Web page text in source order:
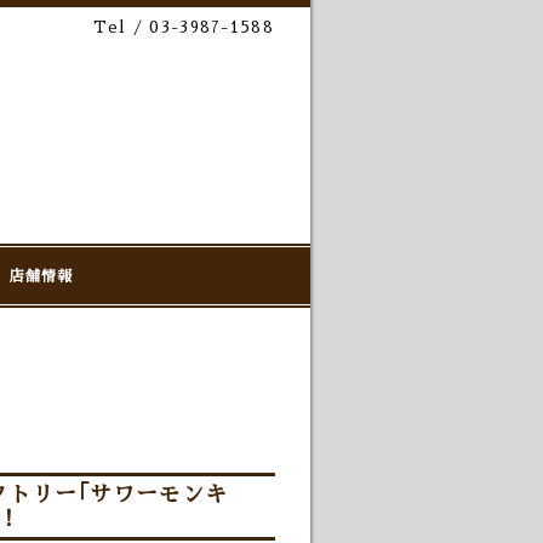
Tel / 03-3987-1588
店舗情報
リー｢サワーモンキ